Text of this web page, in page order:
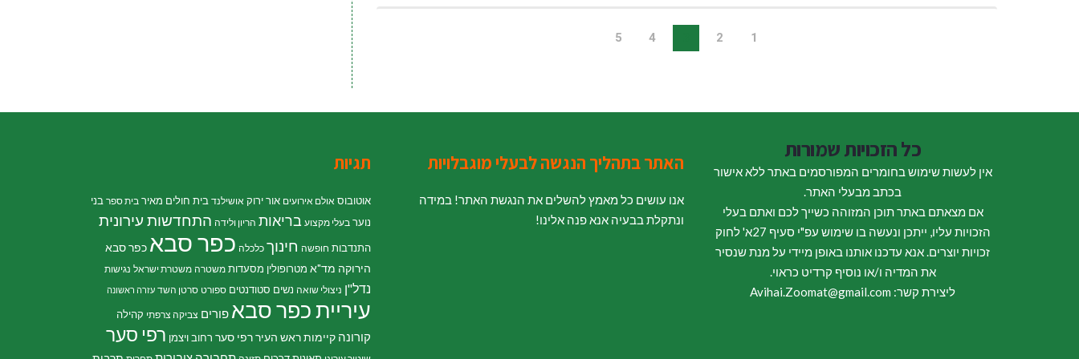
1
2
4
5
כל הזכויות שמורות
אין לעשות שימוש בחומרים המפורסמים באתר ללא אישור
בכתב מבעלי האתר.
אם מצאתם באתר תוכן המזוהה כשייך לכם ואתם בעלי
הזכויות עליו, ייתכן ונעשה בו שימוש עפ"י סעיף 27א' לחוק
זכויות יוצרים. אנא עדכנו אותנו באופן מיידי על מנת שנסיר
את המדיה ו/או נוסיף קרדיט כראוי.
ליצירת קשר: Avihai.Zoomat@gmail.com
האתר בתהליך הנגשה לבעלי מוגבלויות
אנו עושים כל מאמץ להשלים את הנגשת האתר! במידה
ונתקלת בבעיה אנא פנה אלינו!
תגיות
אוטובוס אולם אירועים אור ירוק אושילנד בית חולים מאיר בית ספר בני
נוער בעלי מקצוע בריאות הריון ולידה התחדשות עירונית
התנדבות חופשה חינוך כלכלה כפר סבא כפר סבא
הירוקה מד"א מטרופולין מסעדות משטרה משטרת ישראל נגישות
נדל"ן ניצולי שואה נשים סטודנטים ספורט סרטן השד עזרה ראשונה
עיריית כפר סבא פורים צביקה צרפתי קהילה
קורונה קיימותראש העיר רפי סער רחוב ויצמן רפי סער